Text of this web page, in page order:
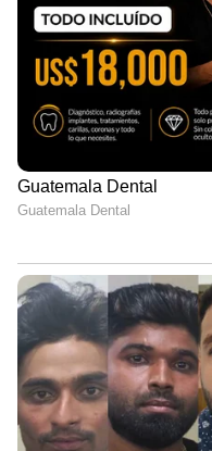
ഏഷ്യാനെറ്റ് ന്യൂസ്
Newsഅറിയൂ.
മികച്ച ജീവിതം
ടിപ്സുകളും
ദിവസങ്ങളെ
Asianet News